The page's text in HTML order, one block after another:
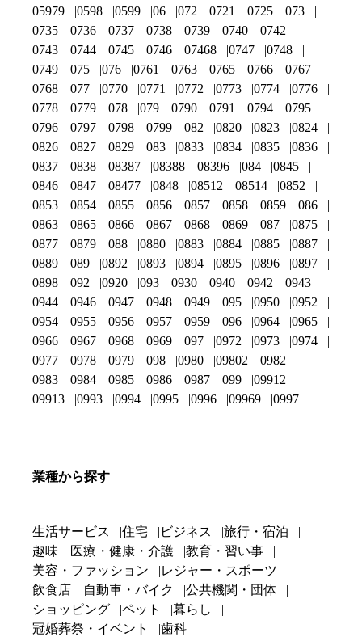
05979
0598 0599 06 072 0721 0725
073
0735
0736 0737 0738 0739 0740
0742
0743
0744 0745 0746 07468 0747
0748
0749
075 076 0761 0763 0765 0766
0767
0768
077 0770 0771 0772 0773 0774
0776
0778
0779 078 079 0790 0791 0794
0795
0796
0797 0798 0799 082 0820 0823
0824
0826
0827 0829 083 0833 0834 0835
0836
0837
0838 08387 08388 08396 084
0845
0846
0847 08477 0848 08512 08514
0852
0853
0854 0855 0856 0857 0858 0859
086
0863
0865 0866 0867 0868 0869 087
0875
0877
0879 088 0880 0883 0884 0885
0887
0889
089 0892 0893 0894 0895 0896
0897
0898
092 0920 093 0930 0940 0942
0943
0944
0946 0947 0948 0949 095 0950
0952
0954
0955 0956 0957 0959 096 0964
0965
0966
0967 0968 0969 097 0972 0973
0974
0977
0978 0979 098 0980 09802
0982
0983
0984 0985 0986 0987 099
09912
09913
0993 0994 0995 0996 09969 0997
業種から探す
生活サービス 住宅 ビジネス
旅行・宿泊
趣味
医療・健康・介護
教育・習い事
美容・ファッション
レジャー・スポーツ
飲食店
自動車・バイク
公共機関・団体
ショッピング
ペット
暮らし
冠婚葬祭・イベント
歯科